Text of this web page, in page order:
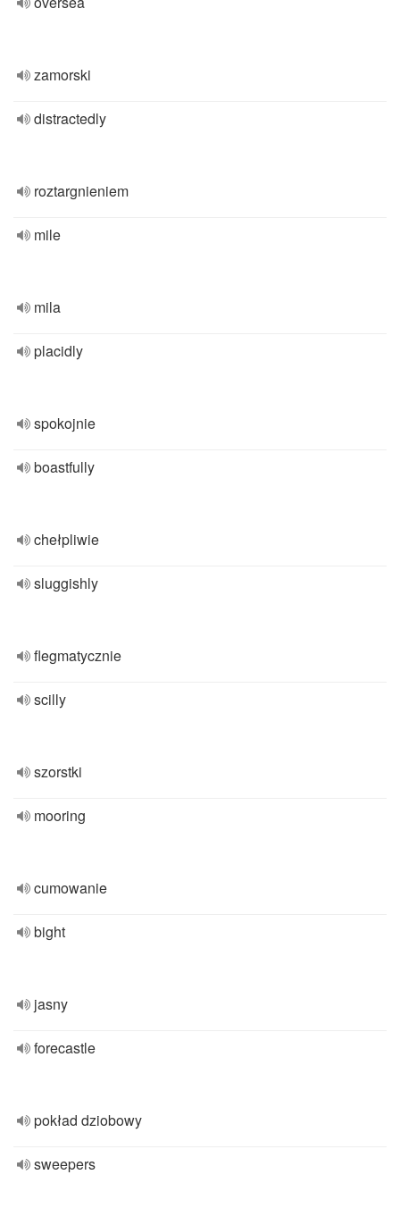
zamorski
distractedly
roztargnieniem
mile
mila
placidly
spokojnie
boastfully
chełpliwie
sluggishly
flegmatycznie
scilly
szorstki
mooring
cumowanie
bight
jasny
forecastle
pokład dziobowy
sweepers